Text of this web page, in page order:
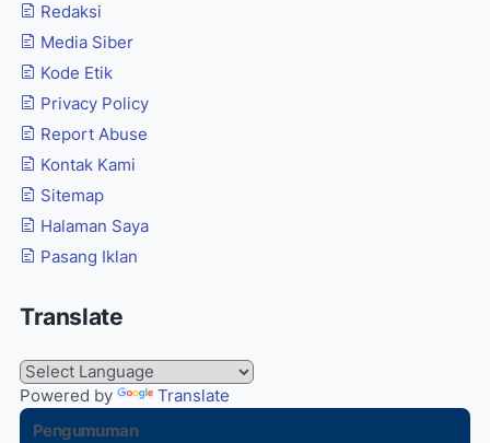
Redaksi
Media Siber
Kode Etik
Privacy Policy
Report Abuse
Kontak Kami
Sitemap
Halaman Saya
Pasang Iklan
Translate
Powered by
Translate
Pengumuman